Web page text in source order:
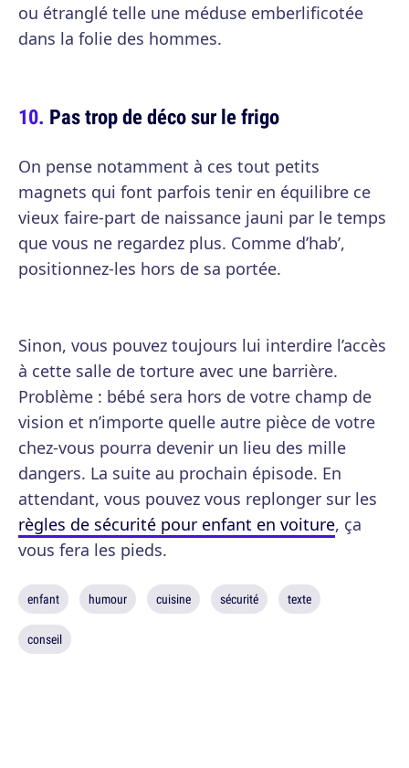
ou étranglé telle une méduse emberlificotée
dans la folie des hommes.
Pas trop de déco sur le frigo
On pense notamment à ces tout petits
magnets qui font parfois tenir en équilibre ce
vieux faire-part de naissance jauni par le temps
que vous ne regardez plus. Comme d’hab’,
positionnez-les hors de sa portée.
Sinon, vous pouvez toujours lui interdire l’accès
à cette salle de torture avec une barrière.
Problème : bébé sera hors de votre champ de
vision et n’importe quelle autre pièce de votre
chez-vous pourra devenir un lieu des mille
dangers. La suite au prochain épisode. En
attendant, vous pouvez vous replonger sur les
règles de sécurité pour enfant en voiture, ça
vous fera les pieds.
enfant humour cuisine sécurité texte
conseil